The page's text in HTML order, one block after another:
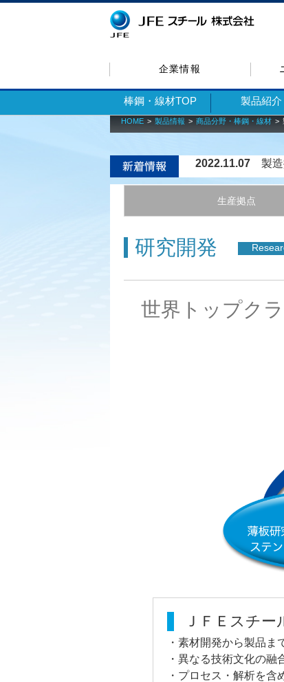
企業情報
棒鋼・線材TOP 製品紹介
HOME 製品情報 商品分野・棒鋼・線材
2022.11.07 製
生産拠点
研究開発
世界トップク
ＪＦＥスチー
・素材開発から製品
・異なる技術文化の融
・プロセス・解析を